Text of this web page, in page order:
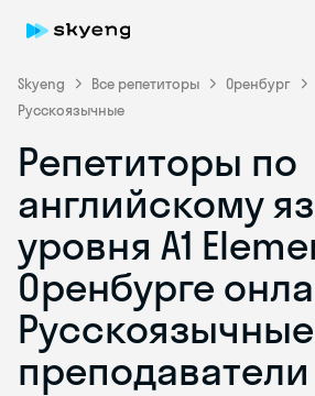
Skyeng Все репетиторы Оренбург
Русскоязычные
Репетиторы по
английскому
уровня A1
Оренбурге
Русскоязычные
преподаватели
Skyeng Chat